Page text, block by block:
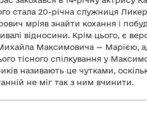
стала 20-річна служниця
мріяв знайти кохання і
відносини. Крім цього, є
Максимовича — Марією,
тісного спілкування у
називають це чутками,
не міг так з ним вчинити.